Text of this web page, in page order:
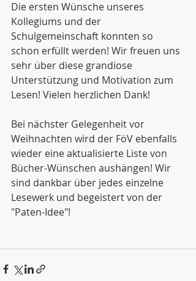
Die ersten Wünsche unseres
Kollegiums und der
Schulgemeinschaft konnten so
schon erfüllt werden! Wir freuen uns
sehr über diese grandiose
Unterstützung und Motivation zum
Lesen! Vielen herzlichen Dank!
Bei nächster Gelegenheit vor
Weihnachten wird der FöV ebenfalls
wieder eine aktualisierte Liste von
Bücher-Wünschen aushängen! Wir
sind dankbar über jedes einzelne
Lesewerk und begeistert von der
"Paten-Idee"!